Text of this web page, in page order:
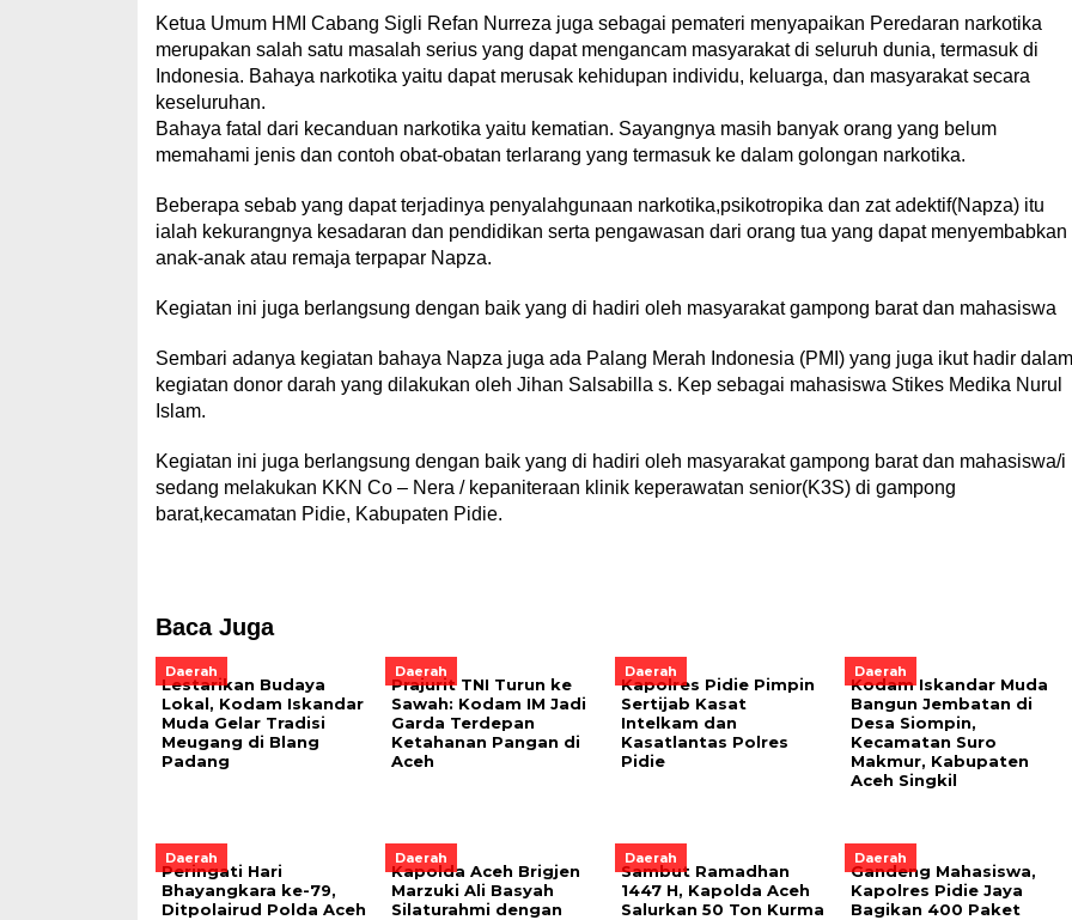
Ketua Umum HMI Cabang Sigli Refan Nurreza juga sebagai pemateri menyapaikan Peredaran narkotika
merupakan salah satu masalah serius yang dapat mengancam masyarakat di seluruh dunia, termasuk di
Indonesia. Bahaya narkotika yaitu dapat merusak kehidupan individu, keluarga, dan masyarakat secara
keseluruhan.
Bahaya fatal dari kecanduan narkotika yaitu kematian. Sayangnya masih banyak orang yang belum
memahami jenis dan contoh obat-obatan terlarang yang termasuk ke dalam golongan narkotika.
Beberapa sebab yang dapat terjadinya penyalahgunaan narkotika,psikotropika dan zat adektif(Napza) itu
ialah kekurangnya kesadaran dan pendidikan serta pengawasan dari orang tua yang dapat menyembabkan
anak-anak atau remaja terpapar Napza.
Kegiatan ini juga berlangsung dengan baik yang di hadiri oleh masyarakat gampong barat dan mahasiswa
Sembari adanya kegiatan bahaya Napza juga ada Palang Merah Indonesia (PMI) yang juga ikut hadir dalam
kegiatan donor darah yang dilakukan oleh Jihan Salsabilla s. Kep sebagai mahasiswa Stikes Medika Nurul
Islam.
Kegiatan ini juga berlangsung dengan baik yang di hadiri oleh masyarakat gampong barat dan mahasiswa/i
sedang melakukan KKN Co – Nera / kepaniteraan klinik keperawatan senior(K3S) di gampong
barat,kecamatan Pidie, Kabupaten Pidie.
Baca Juga
Daerah
Lestarikan Budaya
Lokal, Kodam Iskandar
Muda Gelar Tradisi
Meugang di Blang
Padang
Daerah
Prajurit TNI Turun ke
Sawah: Kodam IM Jadi
Garda Terdepan
Ketahanan Pangan di
Aceh
Daerah
Kapolres Pidie Pimpin
Sertijab Kasat
Intelkam dan
Kasatlantas Polres
Pidie
Daerah
Kodam Iskandar Muda
Bangun Jembatan di
Desa Siompin,
Kecamatan Suro
Makmur, Kabupaten
Aceh Singkil
Daerah
Peringati Hari
Bhayangkara ke-79,
Ditpolairud Polda Aceh
Daerah
Kapolda Aceh Brigjen
Marzuki Ali Basyah
Silaturahmi dengan
Daerah
Sambut Ramadhan
1447 H, Kapolda Aceh
Salurkan 50 Ton Kurma
Daerah
Gandeng Mahasiswa,
Kapolres Pidie Jaya
Bagikan 400 Paket